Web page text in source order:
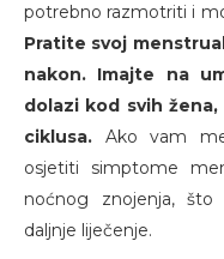
potrebno razmotriti i
Pratite svoj
nakon. Imajte na
dolazi kod svih
ciklusa. Ako vam
osjetiti simptome
noćnog znojenja,
daljnje liječenje.